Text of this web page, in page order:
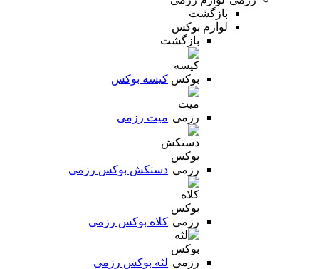
بازگشت
لوازم بوکس
بازگشت
کیسه بوکس
میت رزمی
دستکش بوکس رزمی
کلاه بوکس رزمی
لثه بوکس رزمی